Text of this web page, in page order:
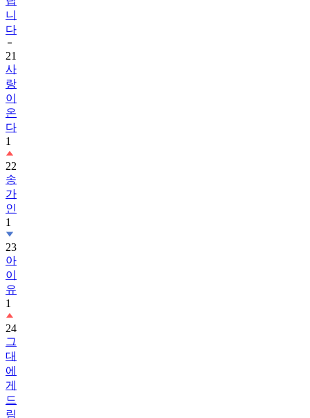
니
다
21
사
랑
이
온
다
1
22
송
가
인
1
23
아
이
유
1
24
그
대
에
게
드
림